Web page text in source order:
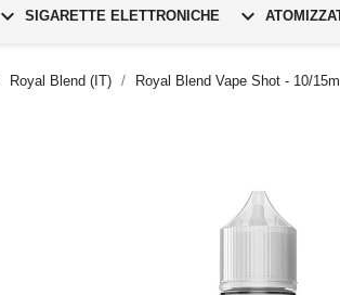
 SIGARETTE ELETTRONICHE 
Royal Blend (IT) Royal Blend Vape Shot - 10/